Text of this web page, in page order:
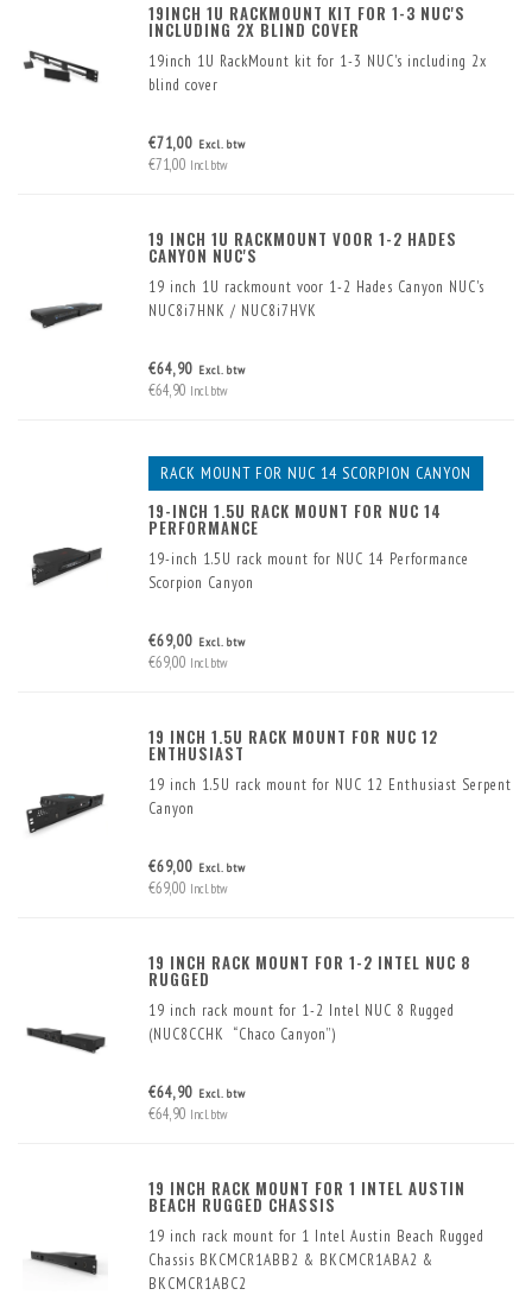
19INCH 1U RACKMOUNT KIT FOR 1-3 NUC'S
INCLUDING 2X BLIND COVER
19inch 1U RackMount kit for 1-3 NUC's including 2x
blind cover
€71,00 Excl. btw
€71,00 Incl. btw
19 INCH 1U RACKMOUNT VOOR 1-2 HADES
CANYON NUC'S
19 inch 1U rackmount voor 1-2 Hades Canyon NUC's
NUC8i7HNK / NUC8i7HVK
Het monteren van één of twee NUC's in een 19inch rack
is eenvoudig en ruimtebesparend met dit 19 inch frame
€64,90 Excl. btw
€64,90 Incl. btw
RACK MOUNT FOR NUC 14 SCORPION CANYON
19-INCH 1.5U RACK MOUNT FOR NUC 14
PERFORMANCE
19-inch 1.5U rack mount for NUC 14 Performance
Scorpion Canyon
€69,00 Excl. btw
€69,00 Incl. btw
19 INCH 1.5U RACK MOUNT FOR NUC 12
ENTHUSIAST
19 inch 1.5U rack mount for NUC 12 Enthusiast Serpent
Canyon
€69,00 Excl. btw
€69,00 Incl. btw
19 INCH RACK MOUNT FOR 1-2 INTEL NUC 8
RUGGED
19 inch rack mount for 1-2 Intel NUC 8 Rugged
(NUC8CCHK “Chaco Canyon”)
€64,90 Excl. btw
€64,90 Incl. btw
19 INCH RACK MOUNT FOR 1 INTEL AUSTIN
BEACH RUGGED CHASSIS
19 inch rack mount for 1 Intel Austin Beach Rugged
Chassis BKCMCR1ABB2 & BKCMCR1ABA2 &
BKCMCR1ABC2